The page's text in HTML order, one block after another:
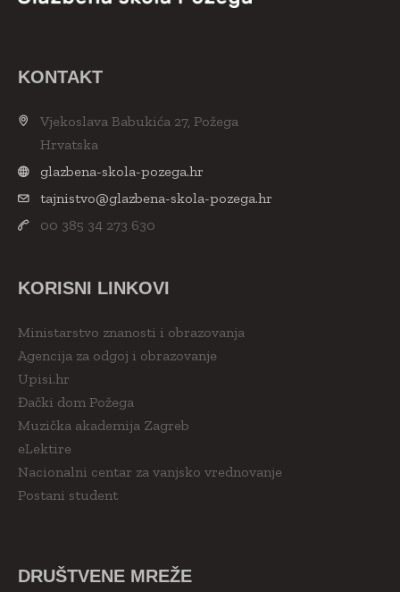
KONTAKT
Vjekoslava Babukića 27, Požega
Hrvatska
glazbena-skola-pozega.hr
tajnistvo@glazbena-skola-pozega.hr
00 385 34 273 630
KORISNI LINKOVI
Ministarstvo znanosti i obrazovanja
Agencija za odgoj i obrazovanje
Upisi.hr
Đački dom Požega
Muzička akademija Zagreb
eLektire
Nacionalni centar za vanjsko vrednovanje
Postani student
DRUŠTVENE MREŽE